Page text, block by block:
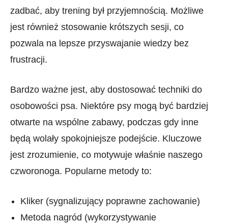
zadbać, aby trening był‌ przyjemnością. Możliwe​
jest również stosowanie krótszych sesji, co
pozwala ⁣na lepsze przyswajanie⁣ wiedzy bez
frustracji.
Bardzo ważne jest, aby dostosować techniki do
osobowości psa. Niektóre psy ​mogą być bardziej
otwarte na wspólne zabawy, podczas gdy inne
będą wolały spokojniejsze podejście. Kluczowe⁢
jest zrozumienie, co motywuje właśnie naszego⁣
czworonoga. Popularne⁤ metody to:
Kliker (sygnalizujący poprawne zachowanie)
Metoda nagród (wykorzystywanie